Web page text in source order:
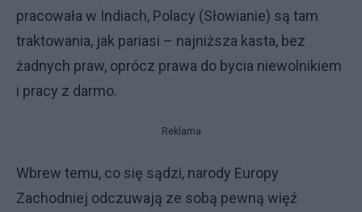
pracowała w Indiach, Polacy (Słowianie) są tam
traktowania, jak pariasi – najniższa kasta, bez
żadnych praw, oprócz prawa do bycia niewolnikiem
i pracy z darmo.
Reklama
Wbrew temu, co się sądzi, narody Europy
Zachodniej odczuwają ze sobą pewną więź